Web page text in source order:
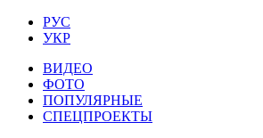
РУС
УКР
ВИДЕО
ФОТО
ПОПУЛЯРНЫЕ
СПЕЦПРОЕКТЫ